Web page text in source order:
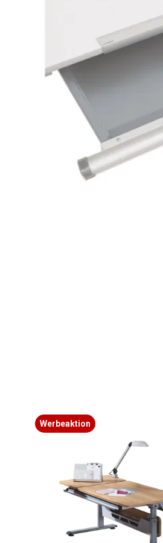
Werbeaktion